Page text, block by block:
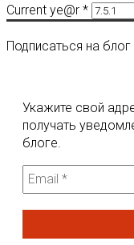
Current ye@r *
Подписаться на блог
Укажите свой
получать
блоге.